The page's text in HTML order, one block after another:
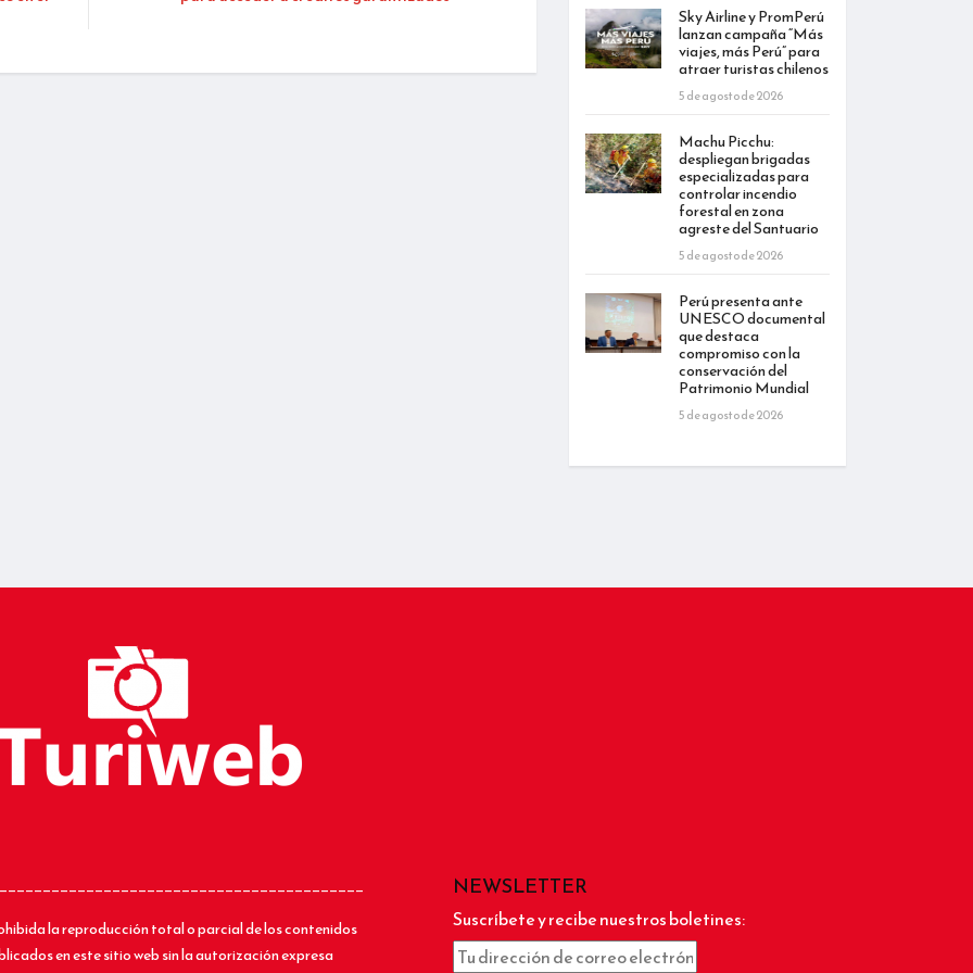
Sky Airline y PromPerú
lanzan campaña “Más
viajes, más Perú” para
atraer turistas chilenos
5 de agosto de 2026
Machu Picchu:
despliegan brigadas
especializadas para
controlar incendio
forestal en zona
agreste del Santuario
5 de agosto de 2026
Perú presenta ante
UNESCO documental
que destaca
compromiso con la
conservación del
Patrimonio Mundial
5 de agosto de 2026
la reproducción total o parcial de los contenidos
en este sitio web sin la autorización expresa
NEWSLETTER
Suscríbete y recibe nuestros boletines: